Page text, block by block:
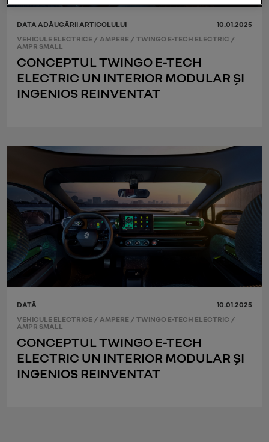
DATA ADĂUGĂRII ARTICOLULUI
10.01.2025
VEHICULE ELECTRICE / AMPERE / TWINGO E-TECH ELECTRIC /
AMPR SMALL
CONCEPTUL TWINGO E-TECH
ELECTRIC UN INTERIOR MODULAR ȘI
INGENIOS REINVENTAT
DATĂ
10.01.2025
VEHICULE ELECTRICE / AMPERE / TWINGO E-TECH ELECTRIC /
AMPR SMALL
CONCEPTUL TWINGO E-TECH
ELECTRIC UN INTERIOR MODULAR ȘI
INGENIOS REINVENTAT